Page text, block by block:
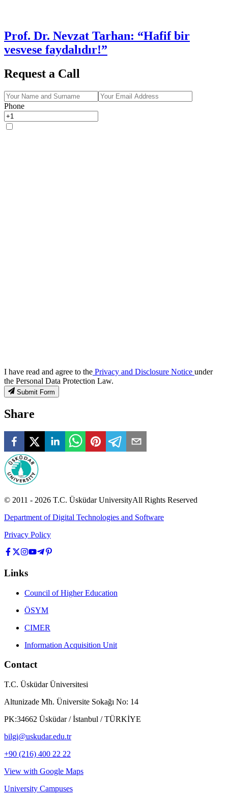
Prof. Dr. Nevzat Tarhan: “Hafif bir
vesvese faydalıdır!”
Request a Call
Phone
I have read and agree to the Privacy and Disclosure Notice under
the Personal Data Protection Law.
Submit Form
Share
© 2011 - 2026 T.C. Üsküdar UniversityAll Rights Reserved
Department of Digital Technologies and Software
Privacy Policy
Links
Council of Higher Education
ÖSYM
CIMER
Information Acquisition Unit
Contact
T.C. Üsküdar Üniversitesi
Altunizade Mh. Üniversite Sokağı No: 14
PK:34662 Üsküdar / İstanbul / TÜRKİYE
bilgi@uskudar.edu.tr
+90 (216) 400 22 22
View with Google Maps
University Campuses